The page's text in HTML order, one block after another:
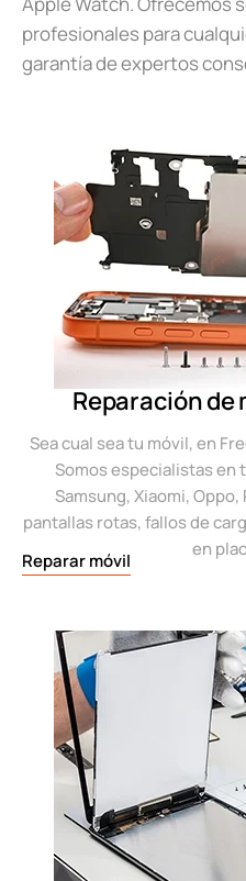
profesionales para
garantía de expertos
Reparación de
Sea cual sea tu móvil, en
Somos especialistas en
Samsung, Xiaomi,
pantallas rotas, fallos de
en
Reparar móvil